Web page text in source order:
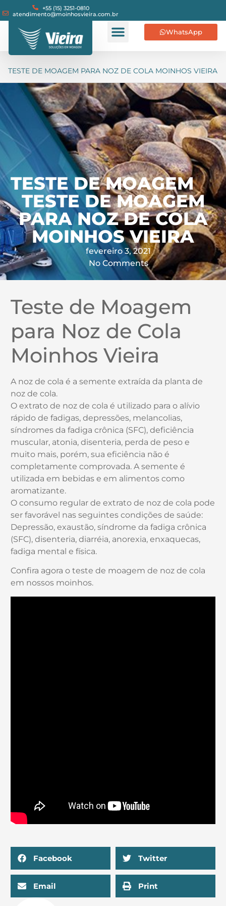
+55 (15) 3251-0810
atendimento@moinhosvieira.com.br
WhatsApp
TESTE DE MOAGEM PARA NOZ DE COLA MOINHOS VIEIRA
TESTE DE MOAGEM
TESTE DE MOAGEM
PARA NOZ DE COLA
MOINHOS VIEIRA
fevereiro 3, 2021
No Comments
Teste de Moagem
para Noz de Cola
Moinhos Vieira
A noz de cola é a semente extraída da planta de
noz de cola.
O extrato de noz de cola é utilizado para o alívio
rápido de fadigas, depressões, melancolias,
síndromes da fadiga crônica (SFC), deficiência
muscular, atonia, disenteria, perda de peso e
muito mais, porém, sua eficiência não é
completamente comprovada. A semente é
utilizada em bebidas e em alimentos como
aromatizante.
O consumo regular de extrato de noz de cola pode
ser favorável nas seguintes condições de saúde:
Depressão, exaustão, síndrome da fadiga crônica
(SFC), disenteria, diarréia, anorexia, enxaquecas,
fadiga mental e física.
Confira agora o teste de moagem de noz de cola
em nossos moinhos.
Facebook Twitter
Email Print